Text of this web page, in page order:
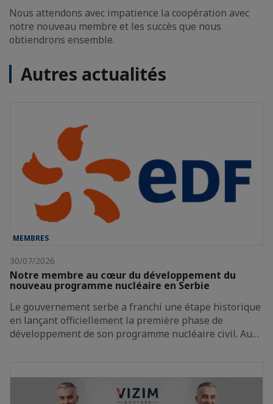
Nous attendons avec impatience la coopération avec
notre nouveau membre et les succès que nous
obtiendrons ensemble.
Autres actualités
MEMBRES
30/07/2026
Notre membre au cœur du développement du
nouveau programme nucléaire en Serbie
Le gouvernement serbe a franchi une étape historique
en lançant officiellement la première phase de
développement de son programme nucléaire civil. Au…